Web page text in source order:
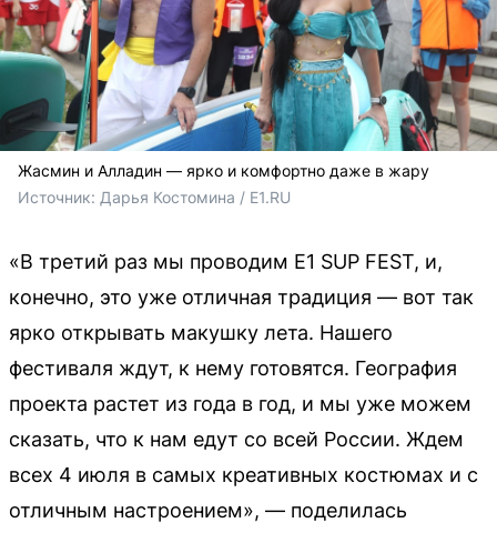
Жасмин и Алладин — ярко и комфортно даже в жару
Источник: Дарья Костомина / E1.RU
«В третий раз мы проводим Е1 SUP FEST, и,
конечно, это уже отличная традиция — вот так
ярко открывать макушку лета. Нашего
фестиваля ждут, к нему готовятся. География
проекта растет из года в год, и мы уже можем
сказать, что к нам едут со всей России. Ждем
всех 4 июля в самых креативных костюмах и с
отличным настроением», — поделилась